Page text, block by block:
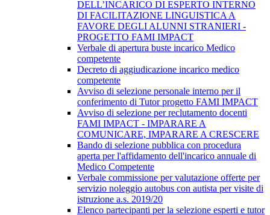
DELL’INCARICO DI ESPERTO INTERNO
DI FACILITAZIONE LINGUISTICA A
FAVORE DEGLI ALUNNI STRANIERI -
PROGETTO FAMI IMPACT
Verbale di apertura buste incarico Medico
competente
Decreto di aggiudicazione incarico medico
competente
Avviso di selezione personale interno per il
conferimento di Tutor progetto FAMI IMPACT
Avviso di selezione per reclutamento docenti
FAMI IMPACT - IMPARARE A
COMUNICARE, IMPARARE A CRESCERE
Bando di selezione pubblica con procedura
aperta per l'affidamento dell'incarico annuale di
Medico Competente
Verbale commissione per valutazione offerte per
servizio noleggio autobus con autista per visite di
istruzione a.s. 2019/20
Elenco partecipanti per la selezione esperti e tutor